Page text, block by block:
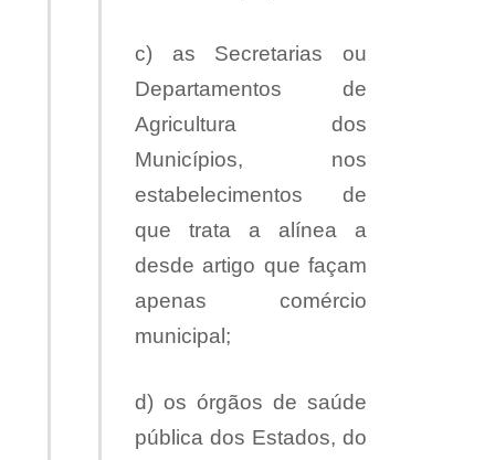
c) as Secretarias ou
Departamentos de
Agricultura dos
Municípios, nos
estabelecimentos de
que trata a alínea a
desde artigo que façam
apenas comércio
municipal;
d) os órgãos de saúde
pública dos Estados, do